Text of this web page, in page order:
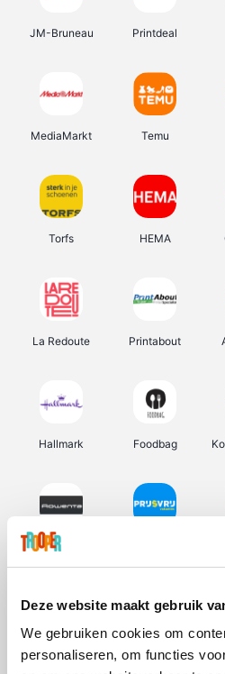
Deze website maakt gebruik
We gebruiken cookies om
personaliseren, om functies
JM-Bruneau Printdeal
MediaMarkt Temu
Torfs HEMA
La Redoute Printabout
Hallmark Foodbag
Rowenta
Vidaxl Lampenlicht.be